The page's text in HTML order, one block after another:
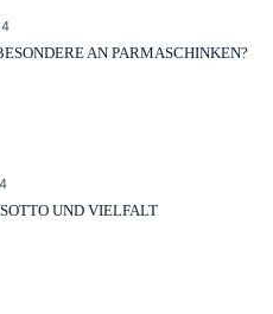
AN PARMASCHINKEN?
UND VIELFALT